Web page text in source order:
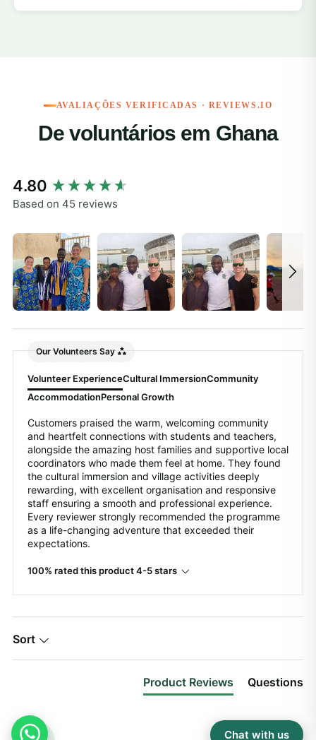
AVALIAÇÕES VERIFICADAS · REVIEWS.IO
De voluntários em Ghana
4.80
Based on 45 reviews
Our Volunteers Say
Volunteer ExperienceCultural ImmersionCommunity
AccommodationPersonal Growth
Customers praised the warm, welcoming community
and heartfelt connections with students and teachers,
alongside the amazing host families and supportive local
coordinators who made them feel at home. They found
the cultural immersion and village activities deeply
rewarding, with excellent organisation and responsive
staff ensuring a smooth and professional experience.
Every reviewer strongly recommended the programme
as a life-changing adventure that exceeded their
expectations.
100% rated this product 4-5 stars
Sort
Product Reviews Questions
New content loaded
Chat with us